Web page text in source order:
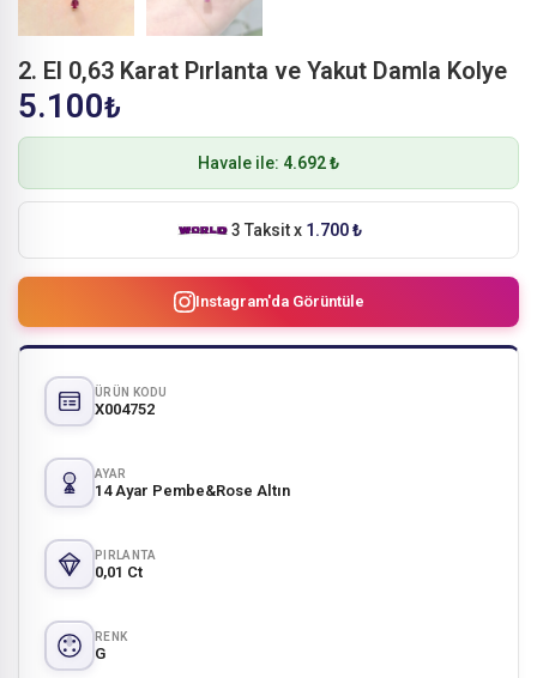
2. El 0,63 Karat Pırlanta ve Yakut Damla Kolye
5.100₺
Havale ile: 4.692 ₺
3 Taksit x 1.700 ₺
Instagram'da Görüntüle
ÜRÜN KODU
X004752
AYAR
14 Ayar Pembe&Rose Altın
PIRLANTA
0,01 Ct
RENK
G